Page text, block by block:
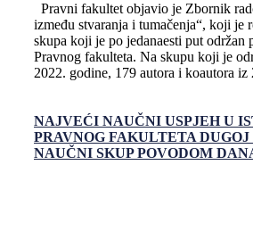
Pravni fakultet objavio je Zbornik
između stvaranja i tumačenja“, koji je
skupa koji je po jedanaesti put održan
Pravnog fakulteta. Na skupu koji je
2022. godine, 179 autora i koautora iz
NAJVEĆI NAUČNI USPJEH U
PRAVNOG FAKULTETA DUGOJ
NAUČNI SKUP POVODOM